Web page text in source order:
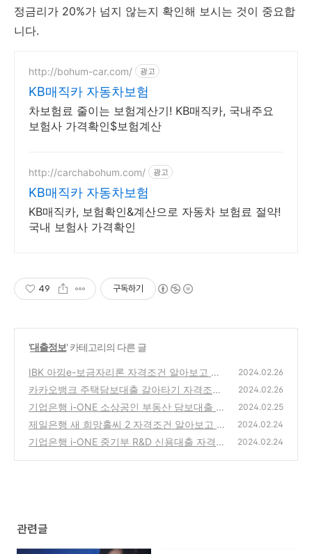
정금리가 20%가 넘지 않는지 확인해 보시는 것이 중요합
니다.
http://bohum-car.com/ 광고
KB매직카 자동차보험
차보험료 줄이는 보험계산기! KB매직카, 국내주요
보험사 가격확인$보험계산
http://carchabohum.com/ 광고
KB매직카 자동차보험
KB매직카, 보험확인&계산으로 자동차 보험료 절약!
국내 보험사 가격확인
49 구독하기
'대출정보' 카테고리의 다른 글
IBK 아낌e-보금자리론 자격조건 알아보고 신
청하기(최대 5억원 이내)
(20)
2024.02.26
카카오뱅크 주택담보대출 갈아타기 자격조건
알아보고 신청하기(최대 10억원까지)
(15)
2024.02.26
기업은행 i-ONE 소상공인 부동산 담보대출 자
격조건 알아보고 신청하기(최대 1억원 이내)
(18)
2024.02.25
제일은행 새 희망홀씨 2 자격조건 알아보고 신
청하기(최대 3천5백만원까지)
(21)
2024.02.24
기업은행 i-ONE 중기부 R&D 신용대출 자격조
2024.02.24
관련글